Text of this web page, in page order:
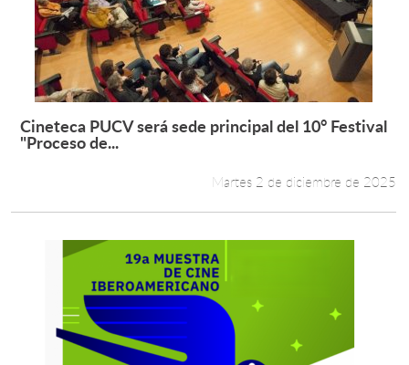
Leer más +
Cineteca PUCV será sede principal del 10° Festival
"Proceso de...
Martes 2 de diciembre de 2025